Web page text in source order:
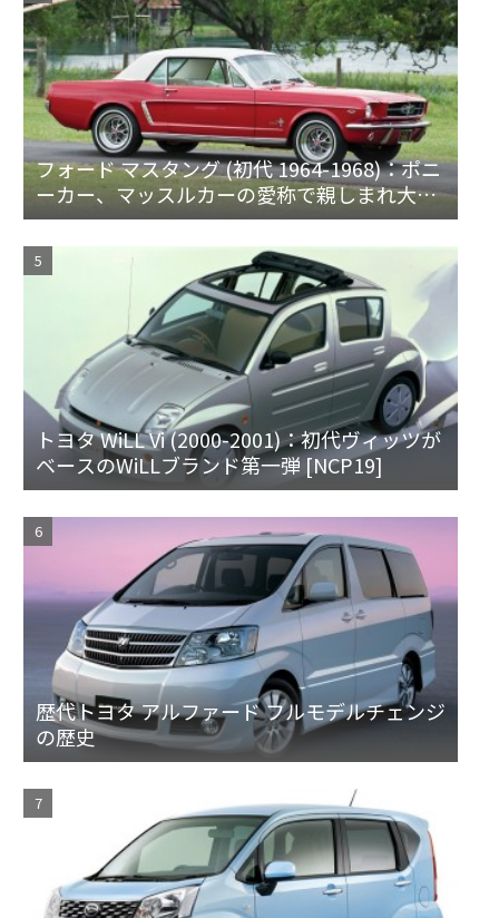
フォード マスタング (初代 1964-1968)：ポニ
ーカー、マッスルカーの愛称で親しまれ大ヒ
ット
トヨタ WiLL Vi (2000-2001)：初代ヴィッツが
ベースのWiLLブランド第一弾 [NCP19]
歴代トヨタ アルファード フルモデルチェンジ
の歴史